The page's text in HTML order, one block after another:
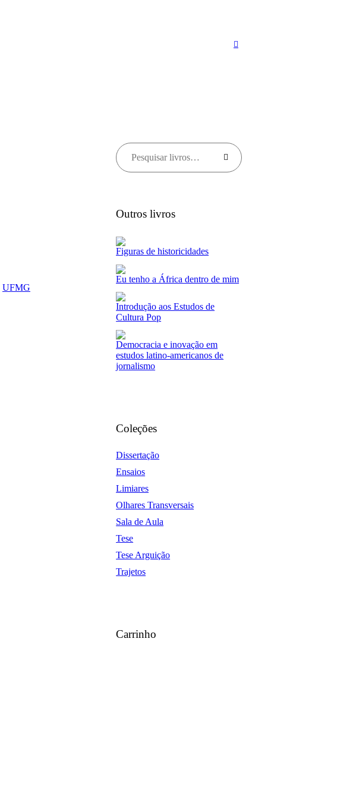
UFMG
Outros livros
Figuras de historicidades
Eu tenho a África dentro de mim
Introdução aos Estudos de
Cultura Pop
Democracia e inovação em
estudos latino-americanos de
jornalismo
Coleções
Dissertação
Ensaios
Limiares
Olhares Transversais
Sala de Aula
Tese
Tese Arguição
Trajetos
Carrinho